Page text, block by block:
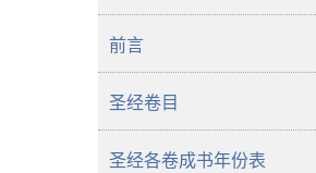
经
世
界
界
本
前言
圣经卷目
圣经各卷成书年份表